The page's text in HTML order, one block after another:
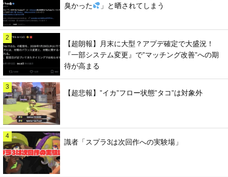
臭かった
」と晒されてしまう
2
【超朗報】月末に大型？アプデ確定で大盛況！
『一部システム変更』で”マッチング改善”への期
待が高まる
3
【超悲報】”イカ”フロー状態”タコ”は対象外
4
識者「スプラ3は次回作への実験場」